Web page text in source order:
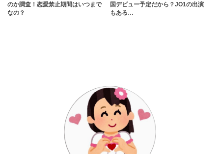
のか調査！恋愛禁止期間はいつまで
なの？
国デビュー予定だから？JO1の出演
もある…